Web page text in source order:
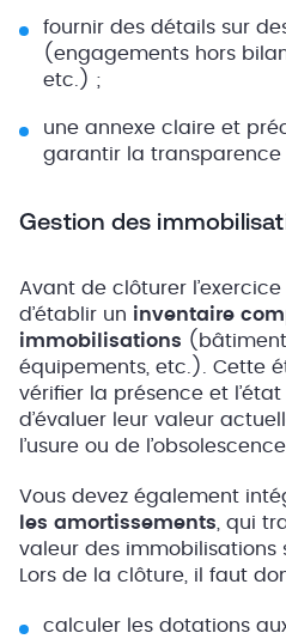
fournir des détails sur
(engagements hors
etc.) ;
une annexe claire et
garantir la transparence
Gestion des
Avant de clôturer
d’établir un inventaire
immobilisations
équipements, etc.). Cette
vérifier la présence et
d’évaluer leur valeur
l’usure ou de
Vous devez également
les amortissements, qui
valeur des immobilisations
Lors de la clôture, il faut
calculer les dotations